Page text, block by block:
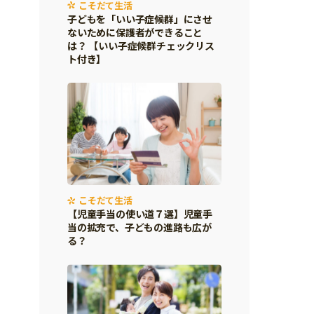
こそだて生活
子どもを「いい子症候群」にさせ
ないために保護者ができること
は？ 【いい子症候群チェックリス
ト付き】
こそだて生活
【児童手当の使い道７選】児童手
当の拡充で、子どもの進路も広が
る？